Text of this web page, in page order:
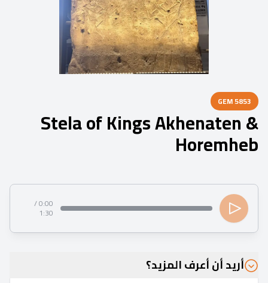
GEM5853
Stela of Kings Akhenaten &
Horemheb
0:00 /
1:30
أريد أن أعرف المزيد؟